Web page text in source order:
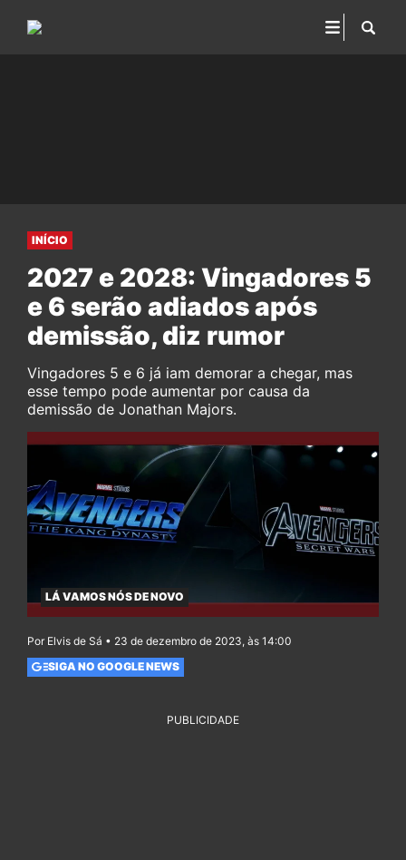
INÍCIO
2027 e 2028: Vingadores 5
e 6 serão adiados após
demissão, diz rumor
Vingadores 5 e 6 já iam demorar a chegar, mas
esse tempo pode aumentar por causa da
demissão de Jonathan Majors.
LÁ VAMOS NÓS DE NOVO
Por Elvis de Sá • 23 de dezembro de 2023, às 14:00
SIGA NO GOOGLE NEWS
PUBLICIDADE